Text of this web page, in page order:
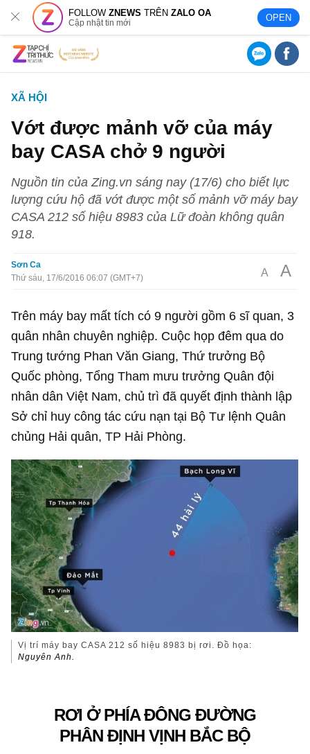
FOLLOWZNEWS TRÊNZALO OA
Cập nhật tin mới OPEN
XÃ HỘI
Vớt được mảnh vỡ của máy
bay CASA chở 9 người
Nguồn tin của Zing.vn sáng nay (17/6) cho biết lực
lượng cứu hộ đã vớt được một số mảnh vỡ máy bay
CASA 212 số hiệu 8983 của Lữ đoàn không quân
918.
Sơn Ca
Thứ sáu, 17/6/2016 06:07 (GMT+7)
A A
Trên máy bay mất tích có 9 người gồm 6 sĩ quan, 3
quân nhân chuyên nghiệp. Cuộc họp đêm qua do
Trung tướng Phan Văn Giang, Thứ trưởng Bộ
Quốc phòng, Tổng Tham mưu trưởng Quân đội
nhân dân Việt Nam, chủ trì đã quyết định thành lập
Sở chỉ huy công tác cứu nạn tại Bộ Tư lệnh Quân
chủng Hải quân, TP Hải Phòng.
Vị trí máy bay CASA 212 số hiệu 8983 bị rơi. Đồ họa:
Nguyên Anh.
RƠI Ở PHÍA ĐÔNG ĐƯỜNG
PHÂN ĐỊNH VỊNH BẮC BỘ